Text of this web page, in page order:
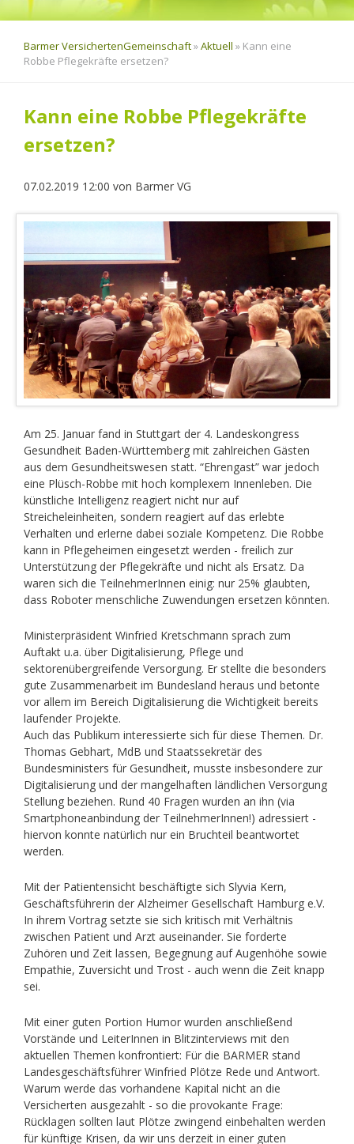
Barmer VersichertenGemeinschaft»Aktuell » Kann eine
Robbe Pflegekräfte ersetzen?
Kann eine Robbe Pflegekräfte
ersetzen?
07.02.2019 12:00 von Barmer VG
Am 25. Januar fand in Stuttgart der 4. Landeskongress
Gesundheit Baden-Württemberg mit zahlreichen Gästen
aus dem Gesundheitswesen statt. “Ehrengast” war jedoch
eine Plüsch-Robbe mit hoch komplexem Innenleben. Die
künstliche Intelligenz reagiert nicht nur auf
Streicheleinheiten, sondern reagiert auf das erlebte
Verhalten und erlerne dabei soziale Kompetenz. Die Robbe
kann in Pflegeheimen eingesetzt werden - freilich zur
Unterstützung der Pflegekräfte und nicht als Ersatz. Da
waren sich die TeilnehmerInnen einig: nur 25% glaubten,
dass Roboter menschliche Zuwendungen ersetzen könnten.
Ministerpräsident Winfried Kretschmann sprach zum
Auftakt u.a. über Digitalisierung, Pflege und
sektorenübergreifende Versorgung. Er stellte die besonders
gute Zusammenarbeit im Bundesland heraus und betonte
vor allem im Bereich Digitalisierung die Wichtigkeit bereits
laufender Projekte.
Auch das Publikum interessierte sich für diese Themen. Dr.
Thomas Gebhart, MdB und Staatssekretär des
Bundesministers für Gesundheit, musste insbesondere zur
Digitalisierung und der mangelhaften ländlichen Versorgung
Stellung beziehen. Rund 40 Fragen wurden an ihn (via
Smartphoneanbindung der TeilnehmerInnen!) adressiert -
hiervon konnte natürlich nur ein Bruchteil beantwortet
werden.
Mit der Patientensicht beschäftigte sich Slyvia Kern,
Geschäftsführerin der Alzheimer Gesellschaft Hamburg e.V.
In ihrem Vortrag setzte sie sich kritisch mit Verhältnis
zwischen Patient und Arzt auseinander. Sie forderte
Zuhören und Zeit lassen, Begegnung auf Augenhöhe sowie
Empathie, Zuversicht und Trost - auch wenn die Zeit knapp
sei.
Mit einer guten Portion Humor wurden anschließend
Vorstände und LeiterInnen in Blitzinterviews mit den
aktuellen Themen konfrontiert: Für die BARMER stand
Landesgeschäftsführer Winfried Plötze Rede und Antwort.
Warum werde das vorhandene Kapital nicht an die
Versicherten ausgezahlt - so die provokante Frage:
Rücklagen sollten laut Plötze zwingend einbehalten werden
für künftige Krisen, da wir uns derzeit in einer guten